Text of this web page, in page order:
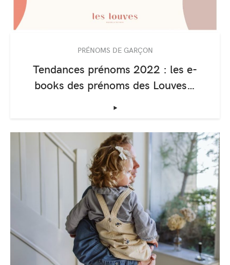
PRÉNOMS DE GARÇON
Tendances prénoms 2022 : les e-
books des prénoms des Louves…
‣